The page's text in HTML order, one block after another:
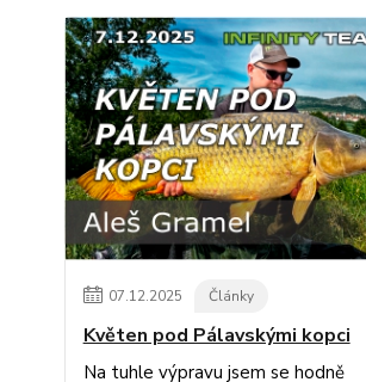
07.12.2025 Články
Květen pod Pálavskými kopci
Na tuhle výpravu jsem se hodně